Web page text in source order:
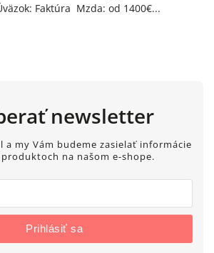
Faktúra Mzda: od 1400€...
newsletter
a my Vám budeme zasielať informácie
na našom e-shope.
Prihlásiť sa